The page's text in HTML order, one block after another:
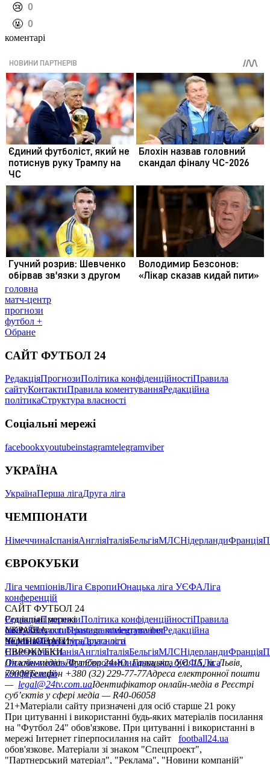
️😢 0
️🤬 0
коментарі
головна
матч-центр
прогнози
футбол +
Обране
САЙТ ФУТБОЛ 24
РедакціяПрогнозиПолітика конфіденційностіПравила
сайтуКонтактиПравила коментуванняРедакційна
політикаСтруктура власності
Соціальні мережі
facebookxyoutubeinstagramtelegramviber
УКРАЇНА
УкраїнаПерша лігаДруга ліга
ЧЕМПІОНАТИ
НімеччинаІспаніяАнгліяІталіяБельгіяМЛСНідерландиФранція
ЄВРОКУБКИ
Ліга чемпіонівЛіга ЄвропиЮнацька ліга УЄФАЛіга
конференцій
САЙТ ФУТБОЛ 24
РедакціяПрогнозиПолітика конфіденційностіПравила
сайтуКонтактиПравила коментуванняРедакційна
політикаСтруктура власності
Соціальні мережі
facebookxyoutubeinstagramtelegramviber
УКРАЇНА
УкраїнаПерша лігаДруга ліга
ЧЕМПІОНАТИ
НімеччинаІспаніяАнгліяІталіяБельгіяМЛСНідерландиФранція
ЄВРОКУБКИ
Ліга чемпіонівЛіга ЄвропиЮнацька ліга УЄФАЛіга
конференцій
Онлайн-медіа «Футбол 24»пл. Галицька, буд. 15, м. Львів,
79008Телефон +380 (32) 229-77-77Адреса електронної пошти
— legal@24tv.com.uaІдентифікатор онлайн-медіа в Реєстрі
суб’єктів у сфері медіа — R40-06058
21+Матеріали сайту призначені для осіб старше 21 року
При цитуванні і використанні будь-яких матеріалів посилання
на "Футбол 24" обов'язкове. При цитуванні і використанні в
мережі Інтернет гіперпосилання на сайт
football24.ua
обов'язкове. Матеріали зі знаком "Спецпроект",
"Партнерський матеріал", "Реклама", "Новини компаній"